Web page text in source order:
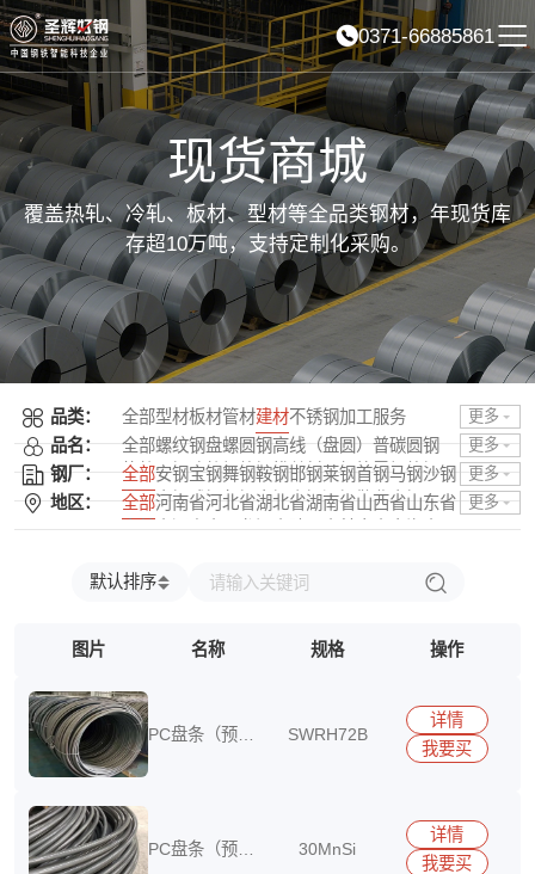
0371-66885861
现货商城
覆盖热轧、冷轧、板材、型材等全品类钢材，年现货库
存超10万吨，支持定制化采购。
品类： 全部型材板材管材建材不锈钢加工服务 更多
品名： 全部螺纹钢盘螺圆钢高线（盘圆）普碳圆钢
热轧圆钢冷轧螺纹钢拔丝材三级抗震螺纹钢
四级抗震螺纹钢
PC盘条（预应力混凝土用盘条）
更多
钢厂： 全部安钢宝钢舞钢鞍钢邯钢莱钢首钢马钢沙钢
普阳南钢武钢包钢太钢山钢酒钢敬业本钢日照
唐钢 石横 柳钢 湘钢 龙钢 济钢 中天 攀钢 韶钢
广钢
更多
地区： 全部河南省河北省湖北省湖南省山西省山东省
吉林省辽宁省黑龙江省陕西省甘肃省青海省
广东省
海南省四川省贵州省
广西壮族自治区
西藏自治区香港特别行政区
更多
默认排序
图片 名称 规格 操作
PC盘条（预应
SWRH72B
详情
我要买
PC盘条（预应
30MnSi
详情
我要买